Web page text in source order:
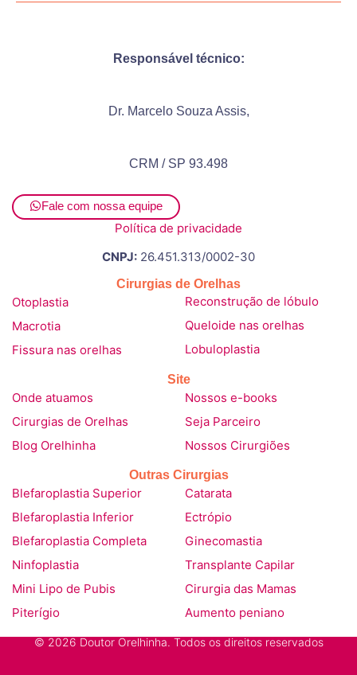
Responsável técnico:
Dr. Marcelo Souza Assis,
CRM / SP 93.498
Fale com nossa equipe
Política de privacidade
CNPJ: 26.451.313/0002-30
Cirurgias de Orelhas
Otoplastia
Macrotia
Fissura nas orelhas
Reconstrução de lóbulo
Queloide nas orelhas
Lobuloplastia
Site
Onde atuamos
Cirurgias de Orelhas
Blog Orelhinha
Nossos e-books
Seja Parceiro
Nossos Cirurgiões
Outras Cirurgias
Blefaroplastia Superior
Blefaroplastia Inferior
Blefaroplastia Completa
Ninfoplastia
Mini Lipo de Pubis
Piterígio
Catarata
Ectrópio
Ginecomastia
Transplante Capilar
Cirurgia das Mamas
Aumento peniano
© 2026 Doutor Orelhinha. Todos os direitos reservados